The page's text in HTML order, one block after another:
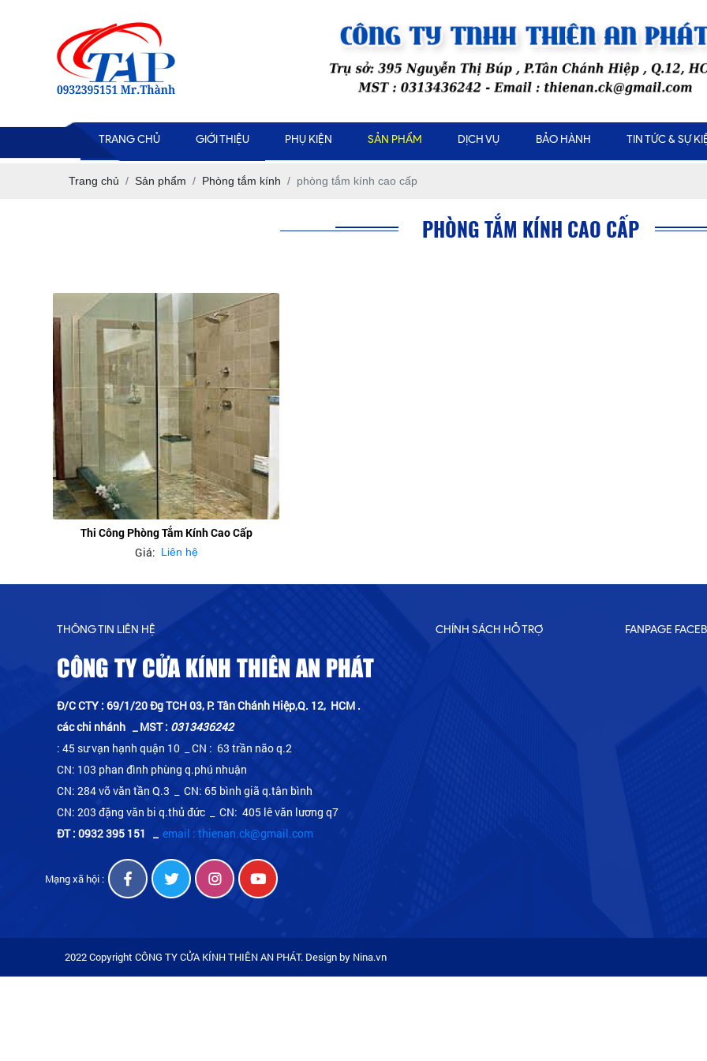
TRANG CHỦ GIỚI THIỆU PHỤ KIỆN SẢN PHẨM DỊCH VỤ BẢO HÀNH TIN TỨC & SỰ
Trang chủ Sản phẩm Phòng tắm kính phòng tắm kính cao cấp
PHÒNG TẮM KÍNH CAO CẤP
Thi Công Phòng Tắm Kính Cao Cấp
Giá: Liên hệ
THÔNG TIN LIÊN HỆ
CÔNG TY CỬA KÍNH THIÊN AN PHÁT
Đ/C CTY : 69/1/20 Đg TCH 03, P. Tân Chánh Hiệp,Q. 12, HCM .
các chi nhánh _ MST : 0313436242
: 45 sư vạn hạnh quận 10 _ CN : 63 trần não q.2
CN: 103 phan đình phùng q.phú nhuận
CN: 284 võ văn tần Q.3 _ CN: 65 bình giã q.tân bình
CN: 203 đặng văn bi q.thủ đức _ CN: 405 lê văn lương q7
ĐT : 0932 395 151 _ email : thienan.ck@gmail.com
Mạng xã hội :
CHÍNH SÁCH HỖ TRỢ FANPAGE
2022 Copyright CÔNG TY CỬA KÍNH THIÊN AN PHÁT. Design by Nina.vn